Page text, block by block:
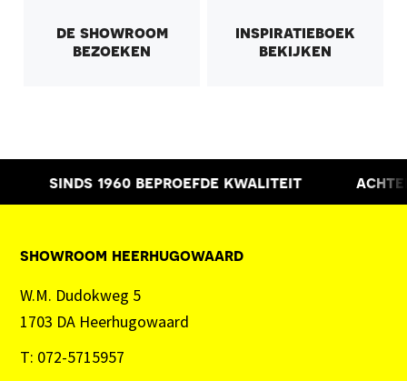
de showroom
bezoeken
inspiratieboek
bekijken
sinds 1960beproefde kwaliteit
showroom heerhugowaard
W.M. Dudokweg 5
1703 DA Heerhugowaard
T: 072-5715957